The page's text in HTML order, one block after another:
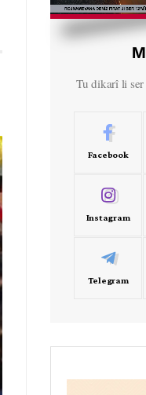
Tu dikarî li
Facebook
Instagram
Telegram